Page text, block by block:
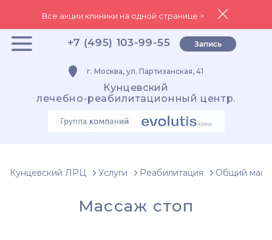
Все акции клиники на одной странице >
+7 (495) 103-99-55 Запись
г. Москва, ул. Партизанская, 41
Кунцевский
лечебно-реабилитационный центр.
Кунцевский ЛРЦ Услуги Реабилитация Общий
Массаж стоп